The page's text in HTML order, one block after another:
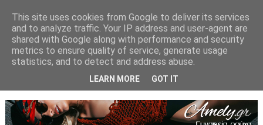
This site uses cookies from Google to deliver its services
and to analyze traffic. Your IP address and user-agent are
shared with Google along with performance and security
metrics to ensure quality of service, generate usage
statistics, and to detect and address abuse.
LEARN MORE GOT IT